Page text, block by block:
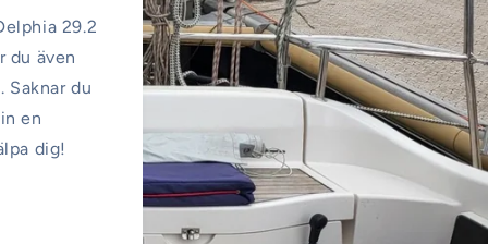
29.2
du även
du
en
dig!